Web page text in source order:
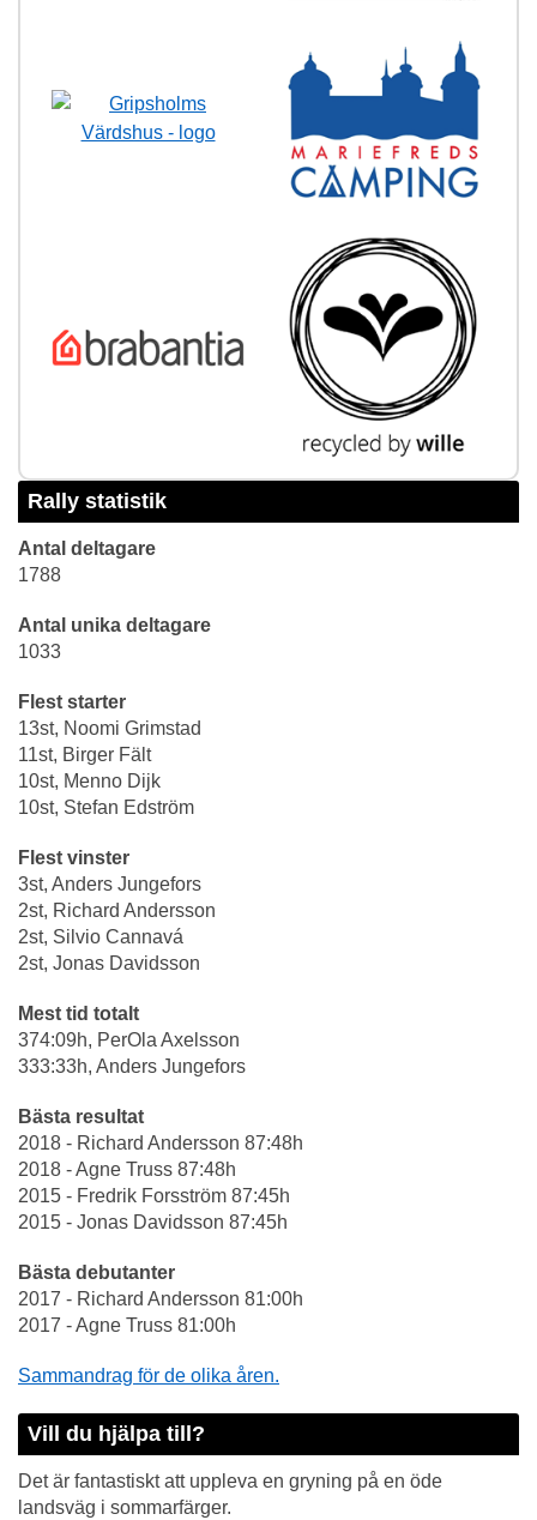
Rally statistik
Antal deltagare
1788
Antal unika deltagare
1033
Flest starter
13st, Noomi Grimstad
11st, Birger Fält
10st, Menno Dijk
10st, Stefan Edström
Flest vinster
3st, Anders Jungefors
2st, Richard Andersson
2st, Silvio Cannavá
2st, Jonas Davidsson
Mest tid totalt
374:09h, PerOla Axelsson
333:33h, Anders Jungefors
Bästa resultat
2018 - Richard Andersson 87:48h
2018 - Agne Truss 87:48h
2015 - Fredrik Forsström 87:45h
2015 - Jonas Davidsson 87:45h
Bästa debutanter
2017 - Richard Andersson 81:00h
2017 - Agne Truss 81:00h
Sammandrag för de olika åren.
Vill du hjälpa till?
Det är fantastiskt att uppleva en gryning på en öde
landsväg i sommarfärger.